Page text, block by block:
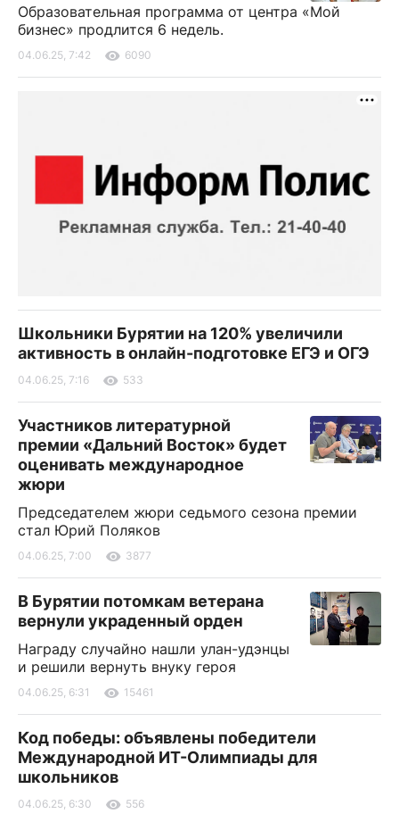
Образовательная программа от центра «Мой
бизнес» продлится 6 недель.
04.06.25, 7:42 6090
Школьники Бурятии на 120% увеличили
активность в онлайн-подготовке ЕГЭ и ОГЭ
04.06.25, 7:16 533
Участников литературной
премии «Дальний Восток» будет
оценивать международное
жюри
Председателем жюри седьмого сезона премии
стал Юрий Поляков
04.06.25, 7:00 3877
В Бурятии потомкам ветерана
вернули украденный орден
Награду случайно нашли улан-удэнцы
и решили вернуть внуку героя
04.06.25, 6:31 15461
Код победы: объявлены победители
Международной ИТ-Олимпиады для
школьников
04.06.25, 6:30 556